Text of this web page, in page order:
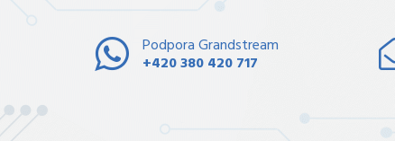
Podpora Grandstream
+420 380 420 717